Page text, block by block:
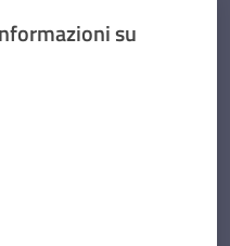
su